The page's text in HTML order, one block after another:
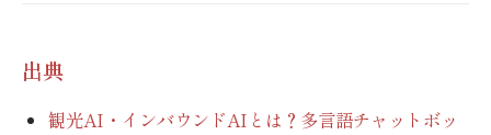
出典
観光AI・インバウンドAIとは？多言語チャットボッ